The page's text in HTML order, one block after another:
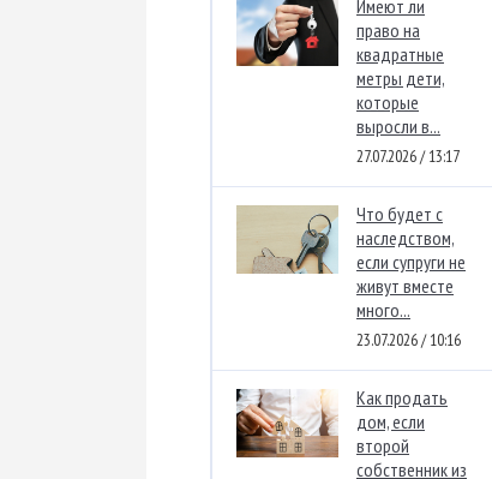
Имеют ли
право на
квадратные
метры дети,
которые
выросли в...
27.07.2026 / 13:17
Что будет с
наследством,
если супруги не
живут вместе
много...
23.07.2026 / 10:16
Как продать
дом, если
второй
собственник из